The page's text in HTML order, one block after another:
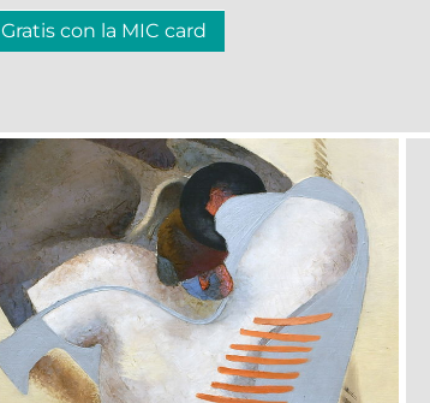
Gratis con la MIC card